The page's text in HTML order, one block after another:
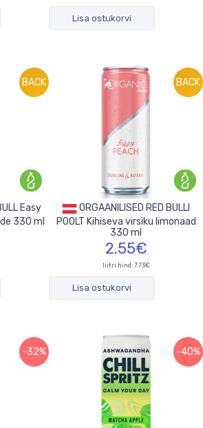
Lisa ostukorvi
BACK
330 ml
BACK
POOLT Kihiseva virsiku limonaad
330 ml
2.55€
liitri hind: 7.73€
Lisa ostukorvi
-32% -40%